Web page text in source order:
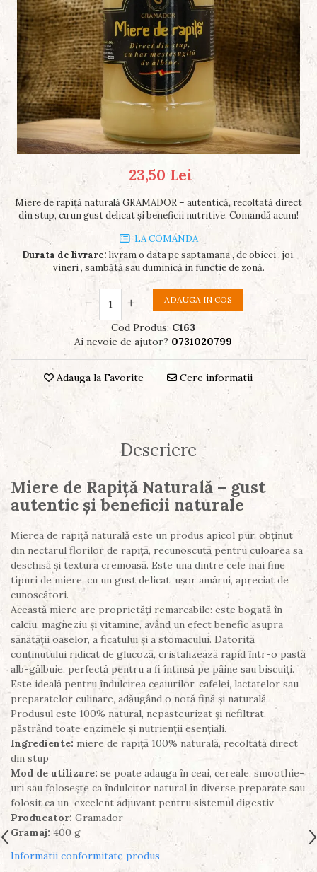
23,50 Lei
Miere de rapiță naturală GRAMADOR – autentică, recoltată direct
din stup, cu un gust delicat și beneficii nutritive. Comandă acum!
LA COMANDA
Durata de livrare: livram o data pe saptamana , de obicei , joi,
vineri , sambătă sau duminică in functie de zonă.
ADAUGA IN COS
Cod Produs: C163
Ai nevoie de ajutor? 0731020799
Adauga la Favorite Cere informatii
Descriere
Miere de Rapiță Naturală – gust
autentic și beneficii naturale
Mierea de rapiță naturală este un produs apicol pur, obținut
din nectarul florilor de rapiță, recunoscută pentru culoarea sa
deschisă și textura cremoasă. Este una dintre cele mai fine
tipuri de miere, cu un gust delicat, ușor amărui, apreciat de
cunoscători.
Această miere are proprietăți remarcabile: este bogată în
calciu, magneziu și vitamine, având un efect benefic asupra
sănătății oaselor, a ficatului și a stomacului. Datorită
conținutului ridicat de glucoză, cristalizează rapid într-o pastă
alb-gălbuie, perfectă pentru a fi întinsă pe pâine sau biscuiți.
Este ideală pentru îndulcirea ceaiurilor, cafelei, lactatelor sau
preparatelor culinare, adăugând o notă fină și naturală.
Produsul este 100% natural, nepasteurizat și nefiltrat,
păstrând toate enzimele și nutrienții esențiali.
Ingrediente: miere de rapiță 100% naturală, recoltată direct
din stup
Mod de utilizare: se poate adauga în ceai, cereale, smoothie-
uri sau folosește ca îndulcitor natural în diverse preparate sau
folosit ca un excelent adjuvant pentru sistemul digestiv
Producator: Gramador
Gramaj: 400 g
Informatii conformitate produs